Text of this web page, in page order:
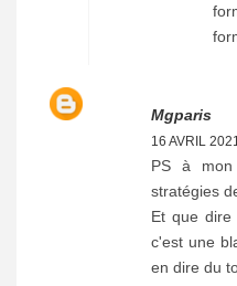
Mgparis
16 AVRIL
PS à
stratégies
Et que dire
c'est une
en dire du